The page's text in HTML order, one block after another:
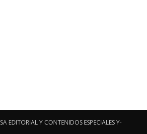
Y CONTENIDOS ESPECIALES Y-